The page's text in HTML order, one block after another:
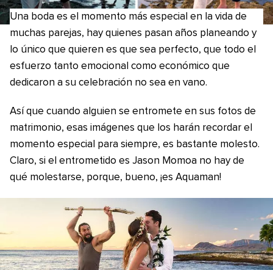
Una boda es el momento más especial en la vida de
muchas parejas, hay quienes pasan años planeando y
lo único que quieren es que sea perfecto, que todo el
esfuerzo tanto emocional como económico que
dedicaron a su celebración no sea en vano.
Así que cuando alguien se entromete en sus fotos de
matrimonio, esas imágenes que los harán recordar el
momento especial para siempre, es bastante molesto.
Claro, si el entrometido es Jason Momoa no hay de
qué molestarse, porque, bueno, ¡es Aquaman!